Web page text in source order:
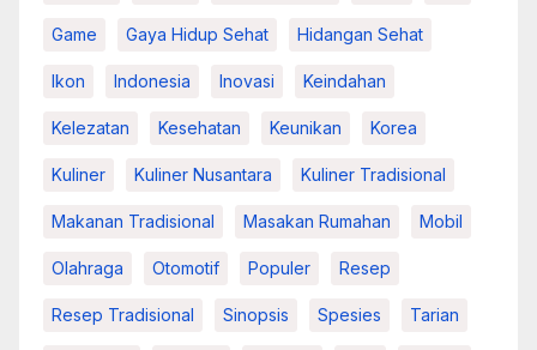
Game Gaya Hidup Sehat Hidangan Sehat
Ikon Indonesia Inovasi Keindahan
Kelezatan Kesehatan Keunikan Korea
Kuliner Kuliner Nusantara Kuliner Tradisional
Makanan Tradisional Masakan Rumahan Mobil
Olahraga Otomotif Populer Resep
Resep Tradisional Sinopsis Spesies Tarian